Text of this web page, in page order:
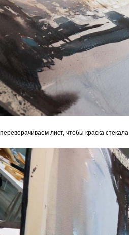
переворачиваем лист, чтобы краска стекала